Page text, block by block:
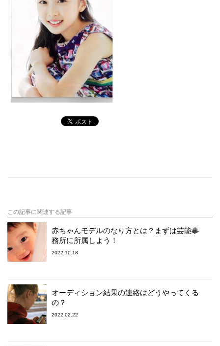
この記事に関連する記事
赤ちゃんモデルのなり方とは？まずは芸能事
務所に所属しよう！
2022.10.18
オーディション結果の連絡はどうやってくる
の？
2022.02.22